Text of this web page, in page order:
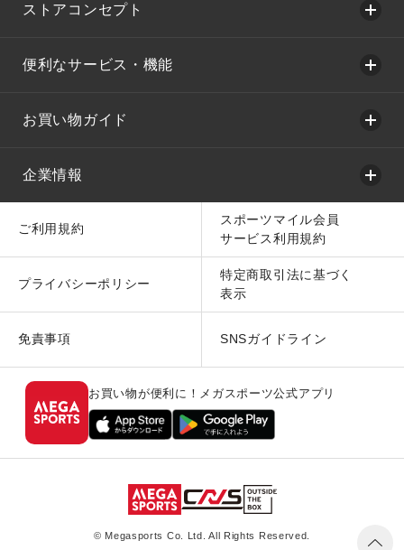
ストアコンセプト
便利なサービス・機能
お買い物ガイド
企業情報
ご利用規約
スポーツマイル会員
サービス利用規約
プライバシーポリシー
特定商取引法に基づく
表示
免責事項 SNSガイドライン
お買い物が便利に！メガスポーツ公式アプリ
© Megasports Co. Ltd. All Rights Reserved.